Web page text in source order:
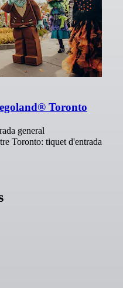
Toronto
general
Toronto: tiquet d'entrada